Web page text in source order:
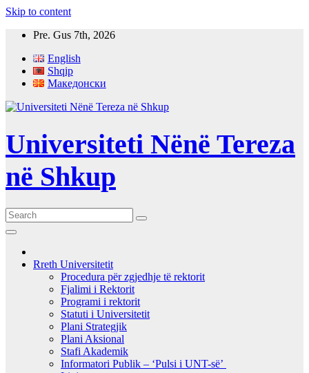
Skip to content
Pre. Gus 7th, 2026
English
Shqip
Македонски
Universiteti Nënë Tereza
në Shkup
Rreth Universitetit
Procedura për zgjedhje të rektorit
Fjalimi i Rektorit
Programi i rektorit
Statuti i Universitetit
Plani Strategjik
Plani Aksional
Stafi Akademik
Informatori Publik – ‘Pulsi i UNT-së’